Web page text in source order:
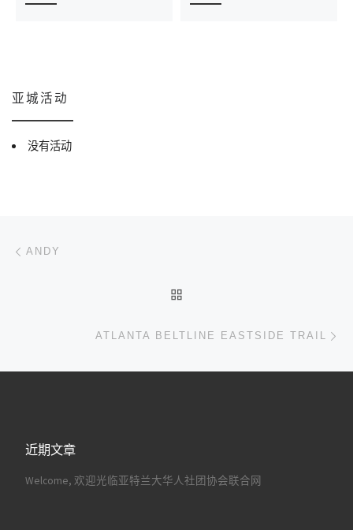
亚城活动
没有活动
文章导航
ANDY
ATLANTA BELTLINE EASTSIDE TRAIL
近期文章
Welcome, 欢迎光临亚特兰大华人社团协会联合网